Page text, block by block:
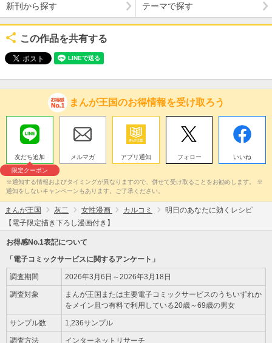
新刊から探す テーマで探す
この作品を共有する
まんが王国のお得情報を受け取ろう
友だち追加
限定クーポン
メルマガ アプリ通知 フォロー いいね
※通知する情報およびタイミングが異なりますので、併せて受け取ることをお勧めします。 ※
通知をしないキャンペーンもあります。ご了承ください。
まんが王国 灰二 女性漫画 カルコミ
明日のあなたに効くレシピ
【電子限定描き下ろし漫画付き】
お得感No.1表記について
「電子コミックサービスに関するアンケート」
調査期間 2026年3月6日～2026年3月18日
調査対象
まんが王国または主要電子コミックサービスのうちいずれか
をメイン且つ有料で利用している20歳～69歳の男女
サンプル数 1,236サンプル
調査方法 インターネットリサーチ